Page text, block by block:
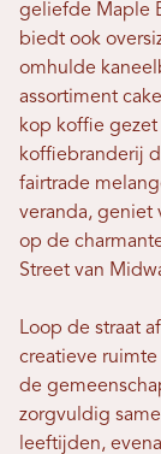
geliefde Maple
biedt ook
omhulde
assortiment
kop koffie
koffiebranderij
fairtrade
veranda, geniet
op de
Street van
Loop de straat
creatieve
de
zorgvuldig
leeftijden,